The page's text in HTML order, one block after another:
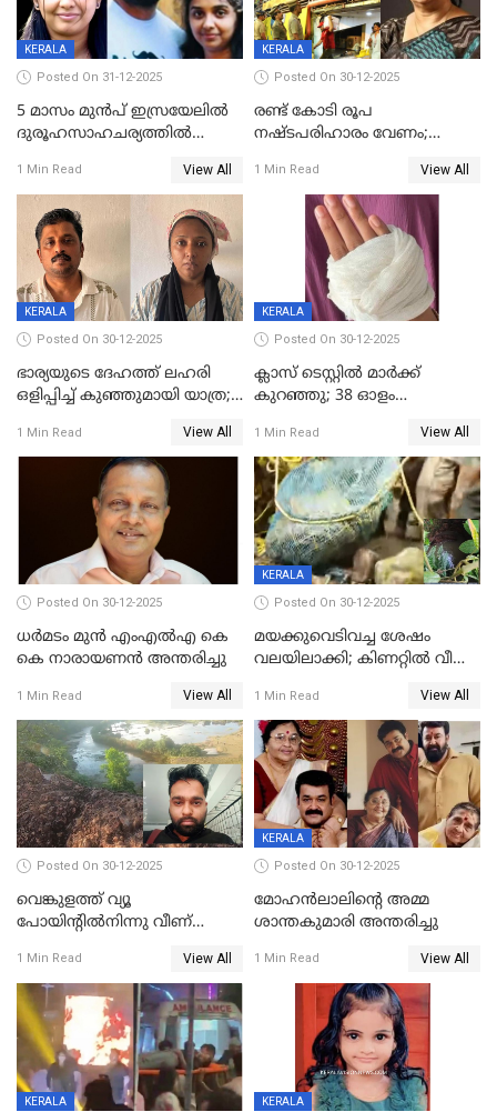
KERALA
Posted On 31-12-2025
5 മാസം മുൻപ് ഇസ്രയേലിൽ
ദുരൂഹസാഹചര്യത്തിൽ
മലയാളി യുവാവിന്റെ ഭാര്യയും
മരിച്ചു
1 Min Read View All
KERALA
Posted On 30-12-2025
രണ്ട് കോടി രൂപ
നഷ്ടപരിഹാരം വേണം;
നോട്ടീസയച്ച് ഉമാ തോമസ്
1 Min Read View All
KERALA
Posted On 30-12-2025
ഭാര്യയുടെ ദേഹത്ത് ലഹരി
ഒളിപ്പിച്ച് കുഞ്ഞുമായി യാത്ര;
പിടികൂടി പൊലീസ്
1 Min Read View All
KERALA
Posted On 30-12-2025
ക്ലാസ് ടെസ്റ്റിൽ മാർക്ക്
കുറഞ്ഞു; 38 ഓളം
സെന്ററിലെ അധ്യാപകന്‍
മർദിച്ചതായി പരാതി
1 Min Read View All
Posted On 30-12-2025
ധർമടം മുൻ എംഎല്‍എ കെ
കെ നാരായണന്‍ അന്തരിച്ചു
1 Min Read View All
KERALA
Posted On 30-12-2025
മയക്കുവെടിവച്ച ശേഷം
വലയിലാക്കി; കിണറ്റിൽ വീണ
1 Min Read View All
Posted On 30-12-2025
വെങ്കുളത്ത് വ്യൂ
പോയിന്റിൽനിന്നു വീണ്
1 Min Read View All
KERALA
Posted On 30-12-2025
മോഹന്‍ലാലിന്‍റെ അമ്മ
ശാന്തകുമാരി അന്തരിച്ചു
1 Min Read View All
KERALA KERALA